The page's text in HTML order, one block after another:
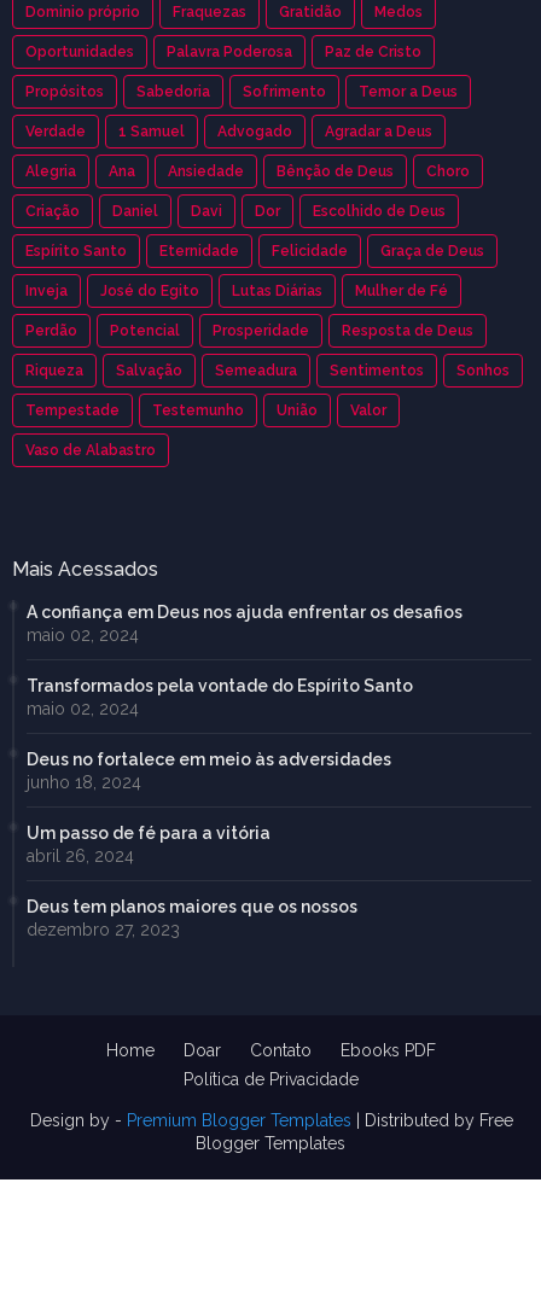
Dominio próprio Fraquezas Gratidão Medos
Oportunidades Palavra Poderosa Paz de Cristo
Propósitos Sabedoria Sofrimento Temor a Deus
Verdade 1 Samuel Advogado Agradar a Deus
Alegria Ana Ansiedade Bênção de Deus Choro
Criação Daniel Davi Dor Escolhido de Deus
Espírito Santo Eternidade Felicidade Graça de Deus
Inveja José do Egito Lutas Diárias Mulher de Fé
Perdão Potencial Prosperidade Resposta de Deus
Riqueza Salvação Semeadura Sentimentos Sonhos
Tempestade Testemunho União Valor
Vaso de Alabastro
Mais Acessados
A confiança em Deus nos ajuda enfrentar os desafios
maio 02, 2024
Transformados pela vontade do Espírito Santo
maio 02, 2024
Deus no fortalece em meio às adversidades
junho 18, 2024
Um passo de fé para a vitória
abril 26, 2024
Deus tem planos maiores que os nossos
dezembro 27, 2023
Design by - Premium Blogger Templates | Distributed by Free
Blogger Templates
Home Doar Contato
Ebooks PDF
Política de Privacidade